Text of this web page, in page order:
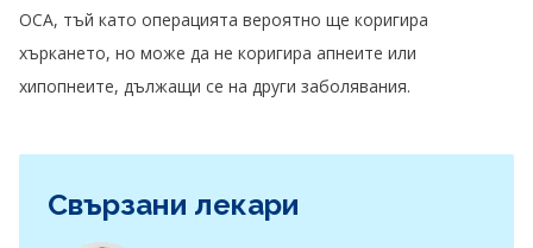
OСA, тъй като операцията вероятно ще коригира
хъркането, но може да не коригира апнеите или
хипопнеите, дължащи се на други заболявания.
Свързани лекари